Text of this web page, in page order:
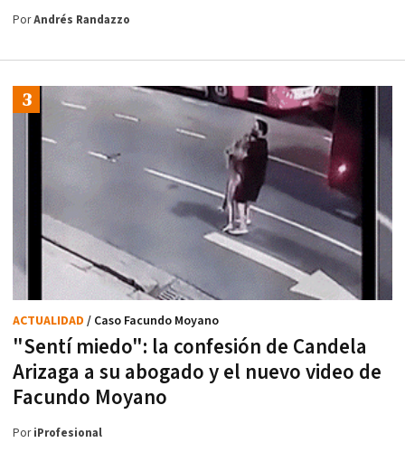
PorAndrés Randazzo
"Sentí miedo": la confesión de Candela
Arizaga a su abogado y el nuevo video de
Facundo Moyano
ACTUALIDAD / Caso Facundo Moyano
PoriProfesional